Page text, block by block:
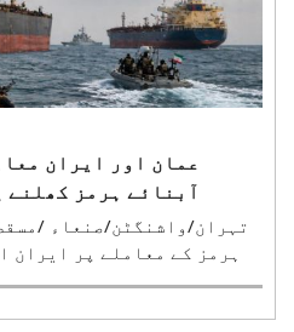
عمان اور ایران
آبنائے ہرمز
ہرمز کے معاملے پر ایران